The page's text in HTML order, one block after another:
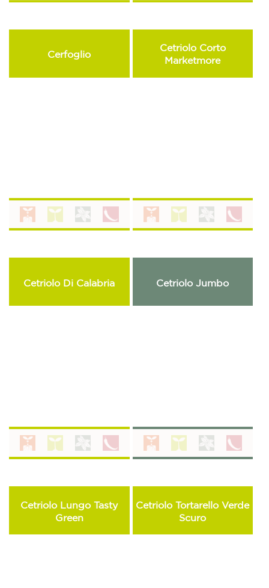
Cerfoglio
Cetriolo Corto
Marketmore
Cetriolo Di Calabria Cetriolo Jumbo
Cetriolo Lungo Tasty
Green
Cetriolo Tortarello Verde
Scuro